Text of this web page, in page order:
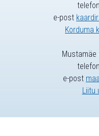
e-post
Korduma
Mustamäe
e-post
Liitu